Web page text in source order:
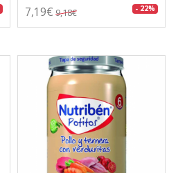
7,19€ 9,18€ - 22%